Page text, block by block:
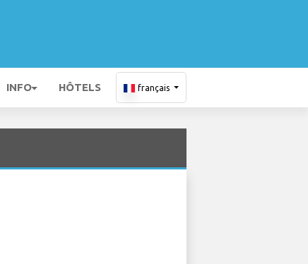
INFO HÔTELS français